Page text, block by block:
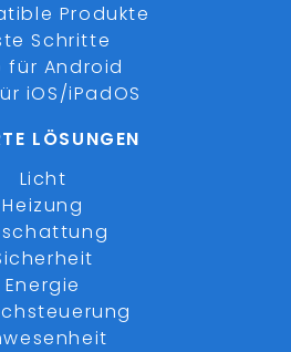
Produkte
Schritte
für Android
iOS/iPadOS
LÖSUNGEN
Licht
Heizung
Energie